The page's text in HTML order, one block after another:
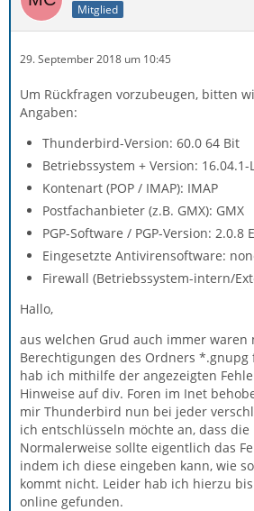
Mitglied
29. September 2018 um 10:45
Um Rückfragen vorzubeugen, bitten
Angaben:
Thunderbird-Version: 60.0 64 Bit
Betriebssystem + Version:
Kontenart (POP / IMAP): IMAP
Postfachanbieter (z.B. GMX): GMX
PGP-Software / PGP-Version: 2.0.8
Eingesetzte Antivirensoftware:
Firewall (Betriebssystem-intern/
Hallo,
aus welchen Grud auch immer waren
Berechtigungen des Ordners *.gnupg
hab ich mithilfe der angezeigten
Hinweise auf div. Foren im Inet
mir Thunderbird nun bei jeder
ich entschlüsseln möchte an, dass
Normalerweise sollte eigentlich das
indem ich diese eingeben kann, wie
kommt nicht. Leider hab ich hierzu
online gefunden.